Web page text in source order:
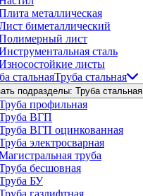
металлическая
биметаллический
лист
сталь
листы
Труба стальная
подразделы: Труба стальная
профильная
ВГП
ВГП оцинкованная
электросварная
труба
бесшовная
БУ